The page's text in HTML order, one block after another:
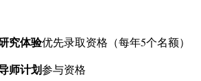
究体验优先录取资格（每年5个名额）
师计划参与资格